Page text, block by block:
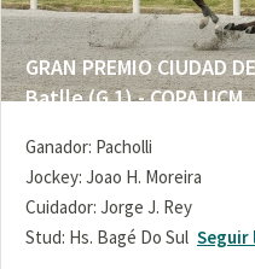
GRAN PREMIO CIUDAD
Batlle (G 1) - COPA UCM
Ganador: Pacholli
Jockey: Joao H. Moreira
Cuidador: Jorge J. Rey
Stud: Hs. Bagé Do Sul Seguir